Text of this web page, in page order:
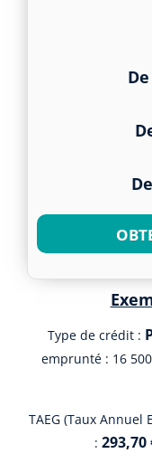
Type de crédit :
emprunté : 16
TAEG (Taux Annuel
: 293,70